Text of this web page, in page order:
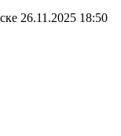
26.11.2025 18:50